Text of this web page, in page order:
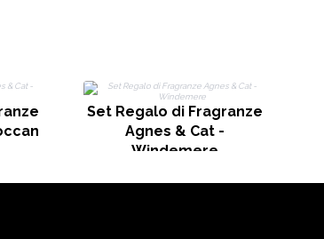
Set Regalo di Fragranze
Agnes & Cat -
Windemere